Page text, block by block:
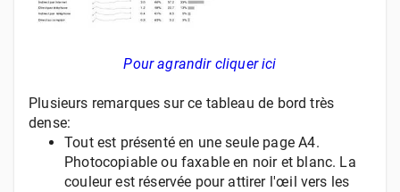
Pour agrandir cliquer ici
Plusieurs remarques sur ce tableau de bord très
dense:
Tout est présenté en une seule page A4.
Photocopiable ou faxable en noir et blanc. La
couleur est réservée pour attirer l'œil vers les